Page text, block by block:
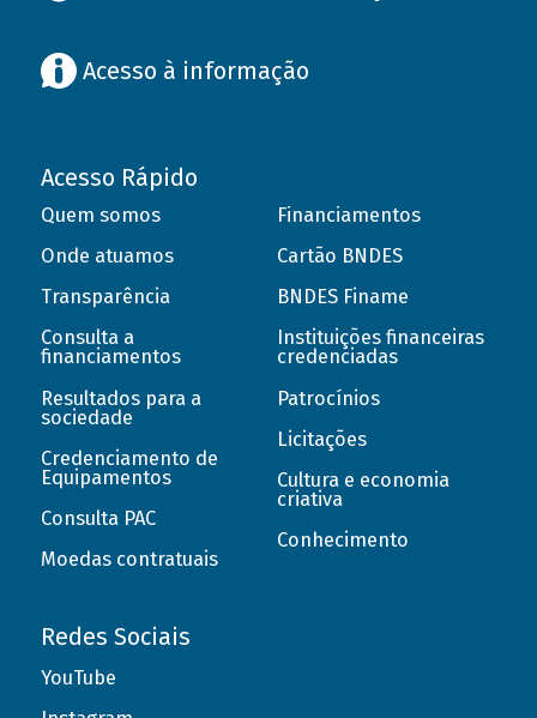
Acesso à informação
Acesso Rápido
Quem somos
Onde atuamos
Transparência
Consulta a
financiamentos
Resultados para a
sociedade
Credenciamento de
Equipamentos
Consulta PAC
Moedas contratuais
Financiamentos
Cartão BNDES
BNDES Finame
Instituições financeiras
credenciadas
Patrocínios
Licitações
Cultura e economia
criativa
Conhecimento
Redes Sociais
YouTube